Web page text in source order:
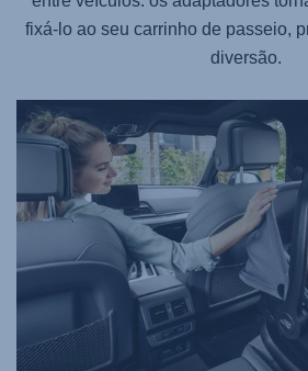
fixá-lo ao seu carrinho de passeio,
diversão.